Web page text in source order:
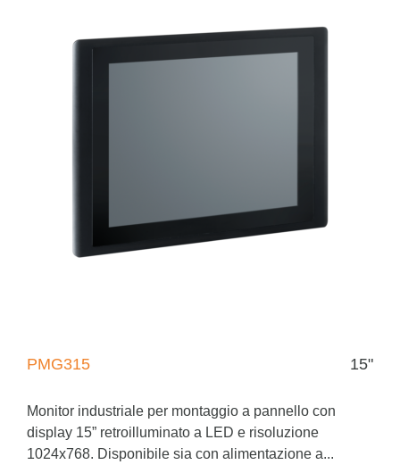
PMG315 15"
Monitor industriale per montaggio a pannello con
display 15” retroilluminato a LED e risoluzione
1024x768. Disponibile sia con alimentazione a...